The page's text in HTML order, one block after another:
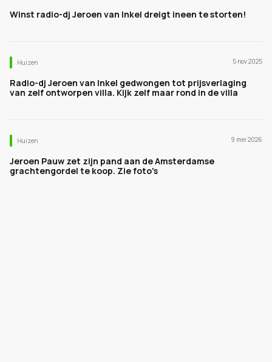
Winst radio-dj Jeroen van Inkel dreigt ineen te storten!
Huizen 5 nov 2025
Radio-dj Jeroen van Inkel gedwongen tot prijsverlaging
van zelf ontworpen villa. Kijk zelf maar rond in de villa
Huizen 9 mei 2026
Jeroen Pauw zet zijn pand aan de Amsterdamse
grachtengordel te koop. Zie foto's